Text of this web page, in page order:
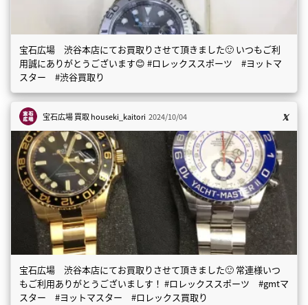
宝石広場 渋谷本店にてお買取りさせて頂きました🙂 いつもご利
用誠にありがとうございます😊 #ロレックススポーツ #ヨットマ
スター #渋谷買取り
宝石広場 買取houseki_kaitori 2024/10/04
宝石広場 渋谷本店にてお買取りさせて頂きました🙂 常連様いつ
もご利用ありがとうございましす！ #ロレックススポーツ #gmtマ
スター #ヨットマスター #ロレックス買取り